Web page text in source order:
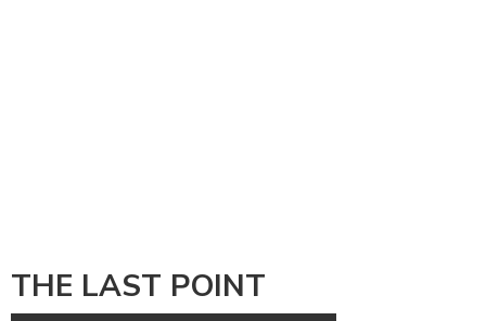
THE LAST POINT